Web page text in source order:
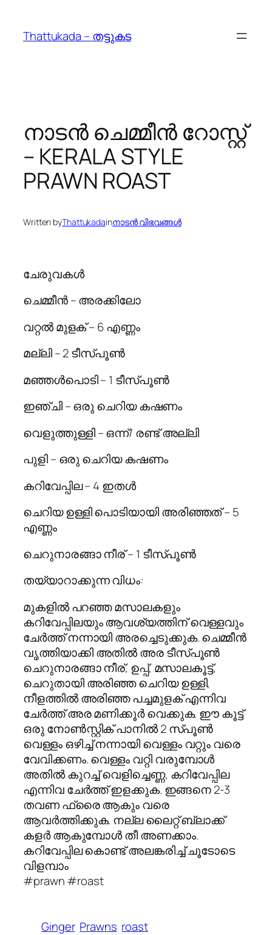
content
Thattukada – തട്ടുകട
നാടൻ ചെമ്മീൻ റോസ്റ്റ്
– KERALA STYLE
PRAWN ROAST
Written byThattukadainനാടന്‍ വിഭവങ്ങള്‍
ചേരുവകൾ
ചെമ്മീൻ – അരക്കിലോ
വറ്റൽ മുളക് – 6 എണ്ണം
മല്ലി – 2 ടീസ്പൂൺ
മഞ്ഞൾപൊടി – 1 ടീസ്പൂൺ
ഇഞ്ചി – ഒരു ചെറിയ കഷണം
വെളുത്തുള്ളി – ഒന്ന്/ രണ്ട് അല്ലി
പുളി – ഒരു ചെറിയ കഷണം
കറിവേപ്പില – 4 ഇതൾ
ചെറിയ ഉള്ളി പൊടിയായി അരിഞ്ഞത് – 5
എണ്ണം
ചെറുനാരങ്ങാ നീര് – 1 ടീസ്പൂൺ
തയ്യാറാക്കുന്ന വിധം:
മുകളിൽ പറഞ്ഞ മസാലകളും
കറിവേപ്പിലയും ആവശ്യത്തിന് വെള്ളവും
ചേർത്ത് നന്നായി അരച്ചെടുക്കുക. ചെമ്മീൻ
വൃത്തിയാക്കി അതിൽ അര ടീസ്പൂൺ
ചെറുനാരങ്ങാ നീര്, ഉപ്പ്, മസാലകൂട്ട്,
ചെറുതായി അരിഞ്ഞ ചെറിയ ഉള്ളി,
നീളത്തിൽ അരിഞ്ഞ പച്ചമുളക് എന്നിവ
ചേർത്ത് അര മണിക്കൂർ വെക്കുക. ഈ കൂട്ട്
ഒരു നോൺസ്റ്റിക് പാനിൽ 2 സ്പൂൺ
വെള്ളം ഒഴിച്ച് നന്നായി വെള്ളം വറ്റും വരെ
വേവിക്കണം. വെള്ളം വറ്റി വരുമ്പോൾ
അതിൽ കുറച്ച് വെളിച്ചെണ്ണ, കറിവേപ്പില
എന്നിവ ചേർത്ത് ഇളക്കുക. ഇങ്ങനെ 2-3
തവണ ഫ്രൈ ആകും വരെ
ആവർത്തിക്കുക. നല്ല ലൈറ്റ് ബ്ലാക്ക്
കളർ ആകുമ്പോൾ തീ അണക്കാം.
കറിവേപ്പില കൊണ്ട് അലങ്കരിച്ച് ചൂടോടെ
വിളമ്പാം
#prawn #roast
Ginger Prawns roast